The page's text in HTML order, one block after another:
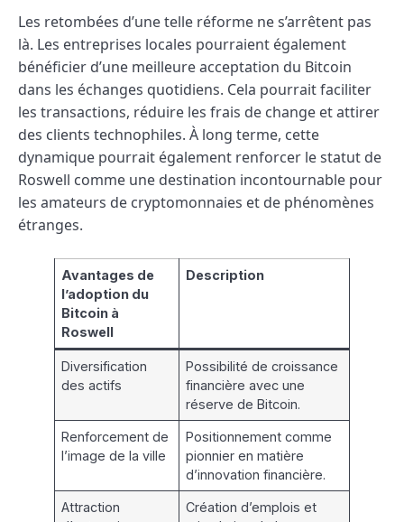
Les retombées d’une telle réforme ne s’arrêtent pas
là. Les entreprises locales pourraient également
bénéficier d’une meilleure acceptation du Bitcoin
dans les échanges quotidiens. Cela pourrait faciliter
les transactions, réduire les frais de change et attirer
des clients technophiles. À long terme, cette
dynamique pourrait également renforcer le statut de
Roswell comme une destination incontournable pour
les amateurs de cryptomonnaies et de phénomènes
étranges.
Avantages de
l’adoption du
Bitcoin à
Roswell
Description
Diversification
des actifs
Possibilité de croissance
financière avec une
réserve de Bitcoin.
Renforcement de
l’image de la ville
Positionnement comme
pionnier en matière
d’innovation financière.
Attraction
Création d’emplois et